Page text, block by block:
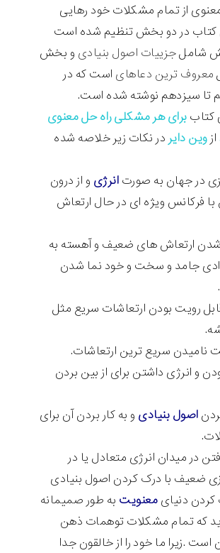
از تمام مشکلات خود رهایی
کتاب در دو بخش تنظیم شده است
شاملجزییات اصول بنیادی و بخش
معروف ترین دعاهای است که در
تا سیزدهم نوشته شده است.
کتاب برای هر مشکلی راه حل معنوی
از وین دایر در نکات زیر خلاصه شده
در جهان به صورت انرژی و از درون
فرکانس ویژه ای در حال ارتعاش
ارتعاش های ضعیف و آهسته به
جامد و سخت و خود نما شدن
رویت بودن ارتعاشات سریع مثل
نامیدن سریع ترین ارتعاشات.
و انرژی داشتن برای از بین بردن
اصول بنیادی و به کار بردن آن برای
در میدان انرژی متعادل یا در
ضعیف با درک کردن اصول بنیادی
کردن دنیای معنویت به طور صمیمانه
که تمام مشکلات توهمات ذهن
.زیرا ما خود را از خالقون جدا